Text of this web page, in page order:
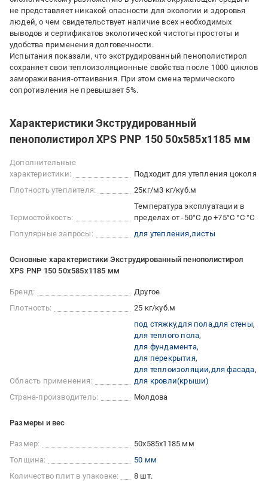
не представляет никакой опасности для экологии и здоровья
людей, о чем свидетельствует наличие всех необходимых
выводов и сертификатов экологической чистоты простоты и
удобства применения долговечности.
Испытания показали, что экструдированный пенополистирол
сохраняет свои теплоизоляционные свойства после 1000 циклов
замораживания-оттаивания. При этом смена термического
сопротивления не превышает 5%.
Характеристики Экструдированный
пенополистирол XPS PNP 150 50х585х1185 мм
Дополнительные
характеристики:
Подходит для утепления цоколя
Плотность утеплителя:
25кг/м3 кг/куб.м
Термостойкость:
Температура эксплуатации в
пределах от -50°С до +75°С °С °С
Популярные запросы:
для утепления листы
Основные характеристики Экструдированный пенополистирол
XPS PNP 150 50х585х1185 мм
Бренд:
Другое
Плотность:
25 кг/куб.м
Область применения:
под стяжку для пола для стены
для теплого пола
для фундамента
для перекрытия
для теплоизоляции для фасада
для кровли(крыши)
Страна-производитель:
Молдова
Размеры и вес
Размер:
50х585х1185 мм
Толщина:
50 мм
Количество плит в упаковке:
8 шт.